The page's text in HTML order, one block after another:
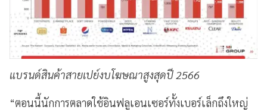
แบรนด์สินค้าสายเปย์งบโฆษณาสูงสุดปี 2566
“ตอนนี้นักการตลาดใช้อินฟลูเอนเซอร์ทั้งเบอร์เล็กถึงใหญ่